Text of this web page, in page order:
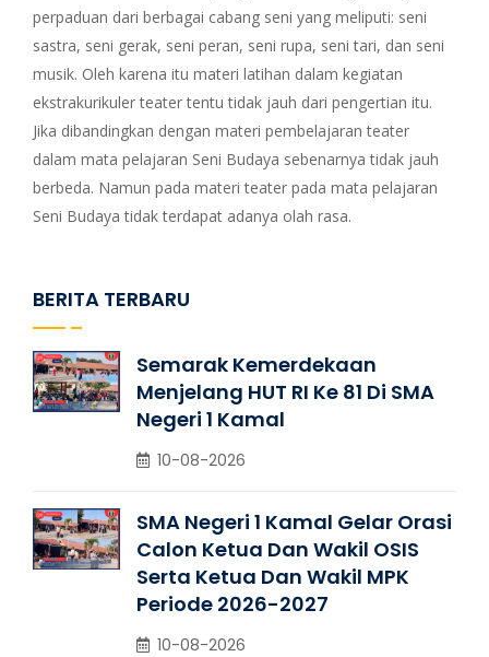
perpaduan dari berbagai cabang seni yang meliputi: seni
sastra, seni gerak, seni peran, seni rupa, seni tari, dan seni
musik. Oleh karena itu materi latihan dalam kegiatan
ekstrakurikuler teater tentu tidak jauh dari pengertian itu.
Jika dibandingkan dengan materi pembelajaran teater
dalam mata pelajaran Seni Budaya sebenarnya tidak jauh
berbeda. Namun pada materi teater pada mata pelajaran
Seni Budaya tidak terdapat adanya olah rasa.
BERITA TERBARU
Semarak Kemerdekaan
Menjelang HUT RI Ke 81 Di SMA
Negeri 1 Kamal
10-08-2026
SMA Negeri 1 Kamal Gelar Orasi
Calon Ketua Dan Wakil OSIS
Serta Ketua Dan Wakil MPK
Periode 2026-2027
10-08-2026